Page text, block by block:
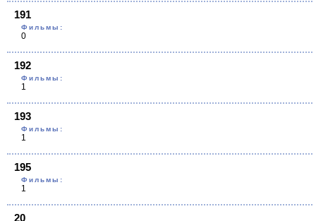
191
Фильмы:
0
192
Фильмы:
1
193
Фильмы:
1
195
Фильмы:
1
20